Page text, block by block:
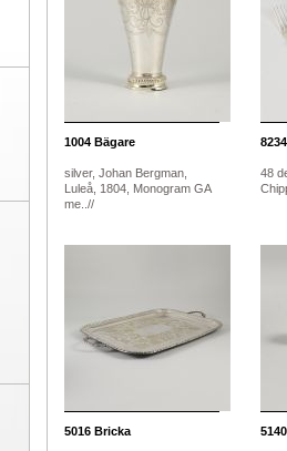
1004 Bägare
silver, Johan Bergman,
Luleå, 1804, Monogram GA
me..//
8234
48
5016 Bricka 5140